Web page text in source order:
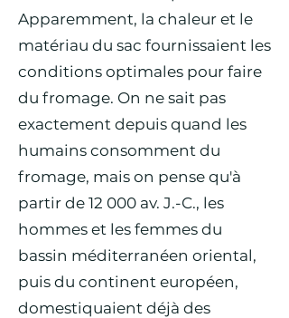
Apparemment, la chaleur et le
matériau du sac fournissaient les
conditions optimales pour faire
du fromage. On ne sait pas
exactement depuis quand les
humains consomment du
fromage, mais on pense qu'à
partir de 12 000 av. J.-C., les
hommes et les femmes du
bassin méditerranéen oriental,
puis du continent européen,
domestiquaient déjà des